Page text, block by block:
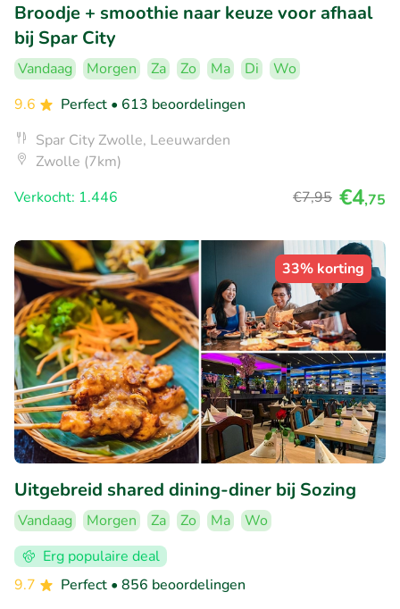
Broodje + smoothie naar keuze voor afhaal
bij Spar City
Vandaag Morgen Za Zo Ma Di
Wo
9.6
Perfect • 613 beoordelingen
Spar City Zwolle, Leeuwarden
Zwolle (7km)
Verkocht: 1.446
€7,95 €4,75
33% korting
Uitgebreid shared dining-diner bij Sozing
Vandaag Morgen Za Zo Ma
Wo
Erg populaire deal
9.7
Perfect • 856 beoordelingen